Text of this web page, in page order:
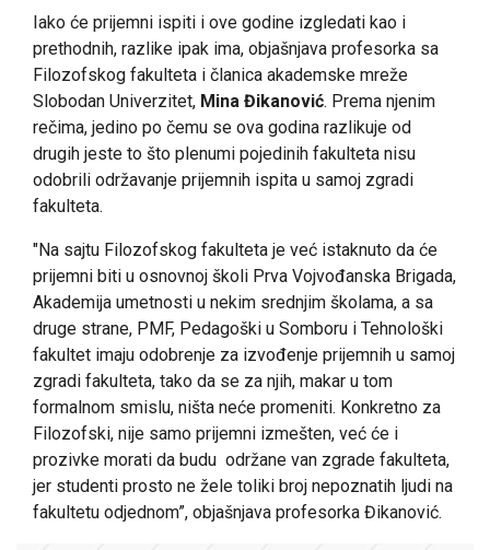
Iako će prijemni ispiti i ove godine izgledati kao i
prethodnih, razlike ipak ima, objašnjava profesorka sa
Filozofskog fakulteta i članica akademske mreže
Slobodan Univerzitet, Mina Đikanović. Prema njenim
rečima, jedino po čemu se ova godina razlikuje od
drugih jeste to što plenumi pojedinih fakulteta nisu
odobrili održavanje prijemnih ispita u samoj zgradi
fakulteta.
"Na sajtu Filozofskog fakulteta je već istaknuto da će
prijemni biti u osnovnoj školi Prva Vojvođanska Brigada,
Akademija umetnosti u nekim srednjim školama, a sa
druge strane, PMF, Pedagoški u Somboru i Tehnološki
fakultet imaju odobrenje za izvođenje prijemnih u samoj
zgradi fakulteta, tako da se za njih, makar u tom
formalnom smislu, ništa neće promeniti. Konkretno za
Filozofski, nije samo prijemni izmešten, već će i
prozivke morati da budu održane van zgrade fakulteta,
jer studenti prosto ne žele toliki broj nepoznatih ljudi na
fakultetu odjednom”, objašnjava profesorka Đikanović.